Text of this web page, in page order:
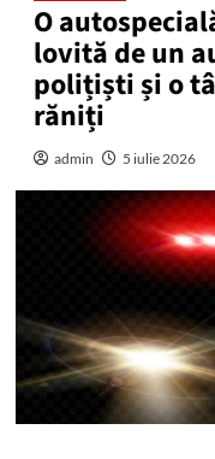
O
lovită de un
polițiști și o
răniți
admin 5 iulie 2026